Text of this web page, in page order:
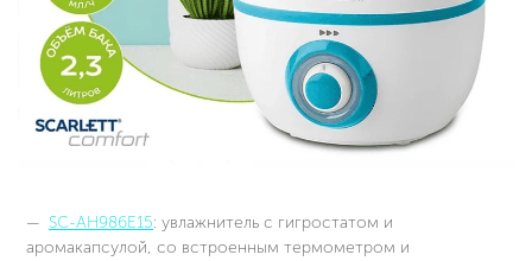
SC-AH986E15: увлажнитель с гигростатом и
аромакапсулой, со встроенным термометром и